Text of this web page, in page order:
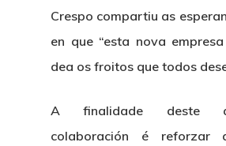
Crespo compartiu as
en que “esta nova
dea os froitos que todos
A finalidade deste
colaboración é reforzar